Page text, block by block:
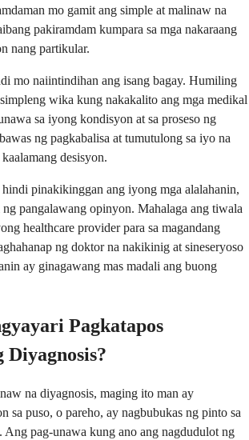
mo gamit ang simple at malinaw na
pakiramdam kumpara sa mga nakaraang
nang partikular.
mo naiintindihan ang isang bagay. Humiling
wika kung nakakalito ang mga medikal
sa iyong kondisyon at sa proseso ng
ng pagkabalisa at tumutulong sa iyo na
desisyon.
pinakikinggan ang iyong mga alalahanin,
pangalawang opinyon. Mahalaga ang tiwala
healthcare provider para sa magandang
ng doktor na nakikinig at sineseryoso
ay ginagawang mas madali ang buong
Pagkatapos
na diyagnosis, maging ito man ay
sa puso, o pareho, ay nagbubukas ng pinto sa
Ang pag-unawa kung ano ang nagdudulot ng